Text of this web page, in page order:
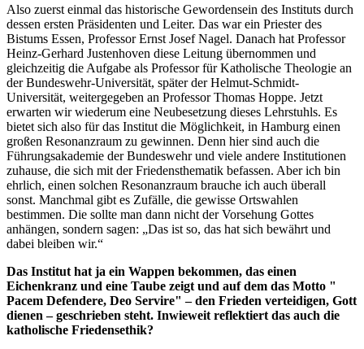
Also zuerst einmal das historische Gewordensein des Instituts durch
dessen ersten Präsidenten und Leiter. Das war ein Priester des
Bistums Essen, Professor Ernst Josef Nagel. Danach hat Professor
Heinz-Gerhard Justenhoven diese Leitung übernommen und
gleichzeitig die Aufgabe als Professor für Katholische Theologie an
der Bundeswehr-Universität, später der Helmut-Schmidt-
Universität, weitergegeben an Professor Thomas Hoppe. Jetzt
erwarten wir wiederum eine Neubesetzung dieses Lehrstuhls. Es
bietet sich also für das Institut die Möglichkeit, in Hamburg einen
großen Resonanzraum zu gewinnen. Denn hier sind auch die
Führungsakademie der Bundeswehr und viele andere Institutionen
zuhause, die sich mit der Friedensthematik befassen. Aber ich bin
ehrlich, einen solchen Resonanzraum brauche ich auch überall
sonst. Manchmal gibt es Zufälle, die gewisse Ortswahlen
bestimmen. Die sollte man dann nicht der Vorsehung Gottes
anhängen, sondern sagen: „Das ist so, das hat sich bewährt und
dabei bleiben wir.“
Das Institut hat ja ein Wappen bekommen, das einen
Eichenkranz und eine Taube zeigt und auf dem das Motto "
Pacem Defendere, Deo Servire" – den Frieden verteidigen, Gott
dienen – geschrieben steht. Inwieweit reflektiert das auch die
katholische Friedensethik?